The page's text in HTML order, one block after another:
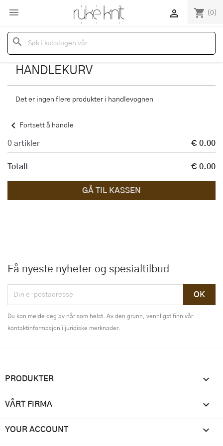
 shopping_cart (0)

search
HANDLEKURV
Det er ingen flere produkter i handlevognen
chevron_left Fortsett å handle
0 artikler € 0.00
Totalt € 0.00
GÅ TIL KASSEN
Få nyeste nyheter og spesialtilbud
Du kan melde deg av når som helst. Av den grunn, vennligst finn vår
kontaktinformasjon i juridiske merknader.
PRODUKTER 
VÅRT FIRMA 
YOUR ACCOUNT 